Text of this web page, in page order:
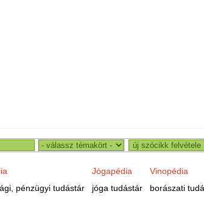
Jógapédia Vinopédia
pénzügyi tudástár jóga tudástár borászati